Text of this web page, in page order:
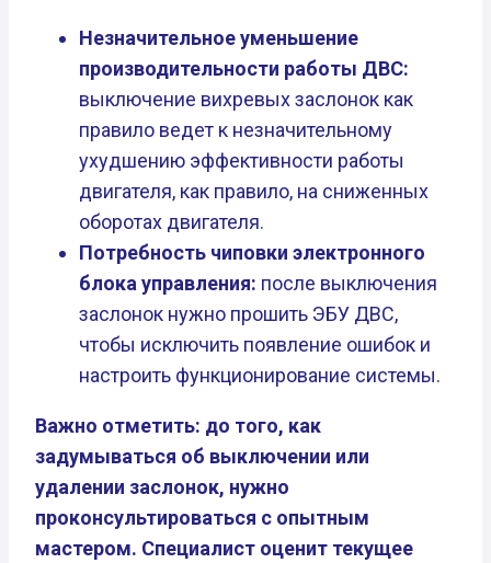
Незначительное уменьшение
производительности работы ДВС:
выключение вихревых заслонок как
правило ведет к незначительному
ухудшению эффективности работы
двигателя, как правило, на сниженных
оборотах двигателя.
Потребность чиповки электронного
блока управления: после выключения
заслонок нужно прошить ЭБУ ДВС,
чтобы исключить появление ошибок и
настроить функционирование системы.
Важно отметить: до того, как
задумываться об выключении или
удалении заслонок, нужно
проконсультироваться с опытным
мастером. Специалист оценит текущее